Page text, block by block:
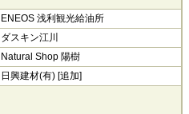
ENEOS 浅利観光給油所
ダスキン江川
Natural Shop 陽樹
日興建材(有) [追加]